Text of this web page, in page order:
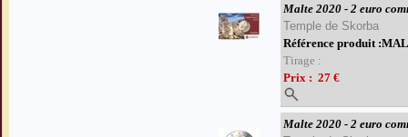
Malte 2020 - 2 euro
Temple de Skorba
Référence produit
Tirage :
Prix : 27 €
Malte 2020 - 2 euro